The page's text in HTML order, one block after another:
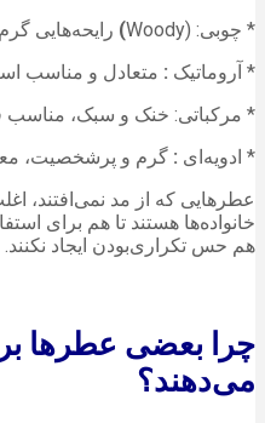
* چوبی: (Woody
) رایحه‌هایی
* آروماتیک : متعادل و مناسب
* مرکباتی: خنک و سبک، مناسب
* ادویه‌ای : گرم و پرشخصیت،
عطرهایی که از مد نمی‌افتند،
خانواده‌ها هستند تا هم برای
هم حس تکراری‌بودن ایجاد نکنند.
چرا بعضی عطرها
می‌دهند؟